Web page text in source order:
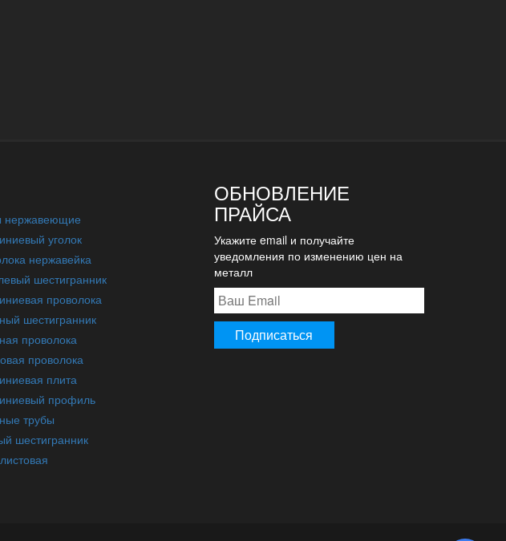
нержавеющие
уголок
нержавейка
шестигранник
проволока
шестигранник
проволока
проволока
плита
профиль
трубы
шестигранник
ОБНОВЛЕНИЕ
ПРАЙСА
Укажите email и получайте
уведомления по изменению цен на
металл